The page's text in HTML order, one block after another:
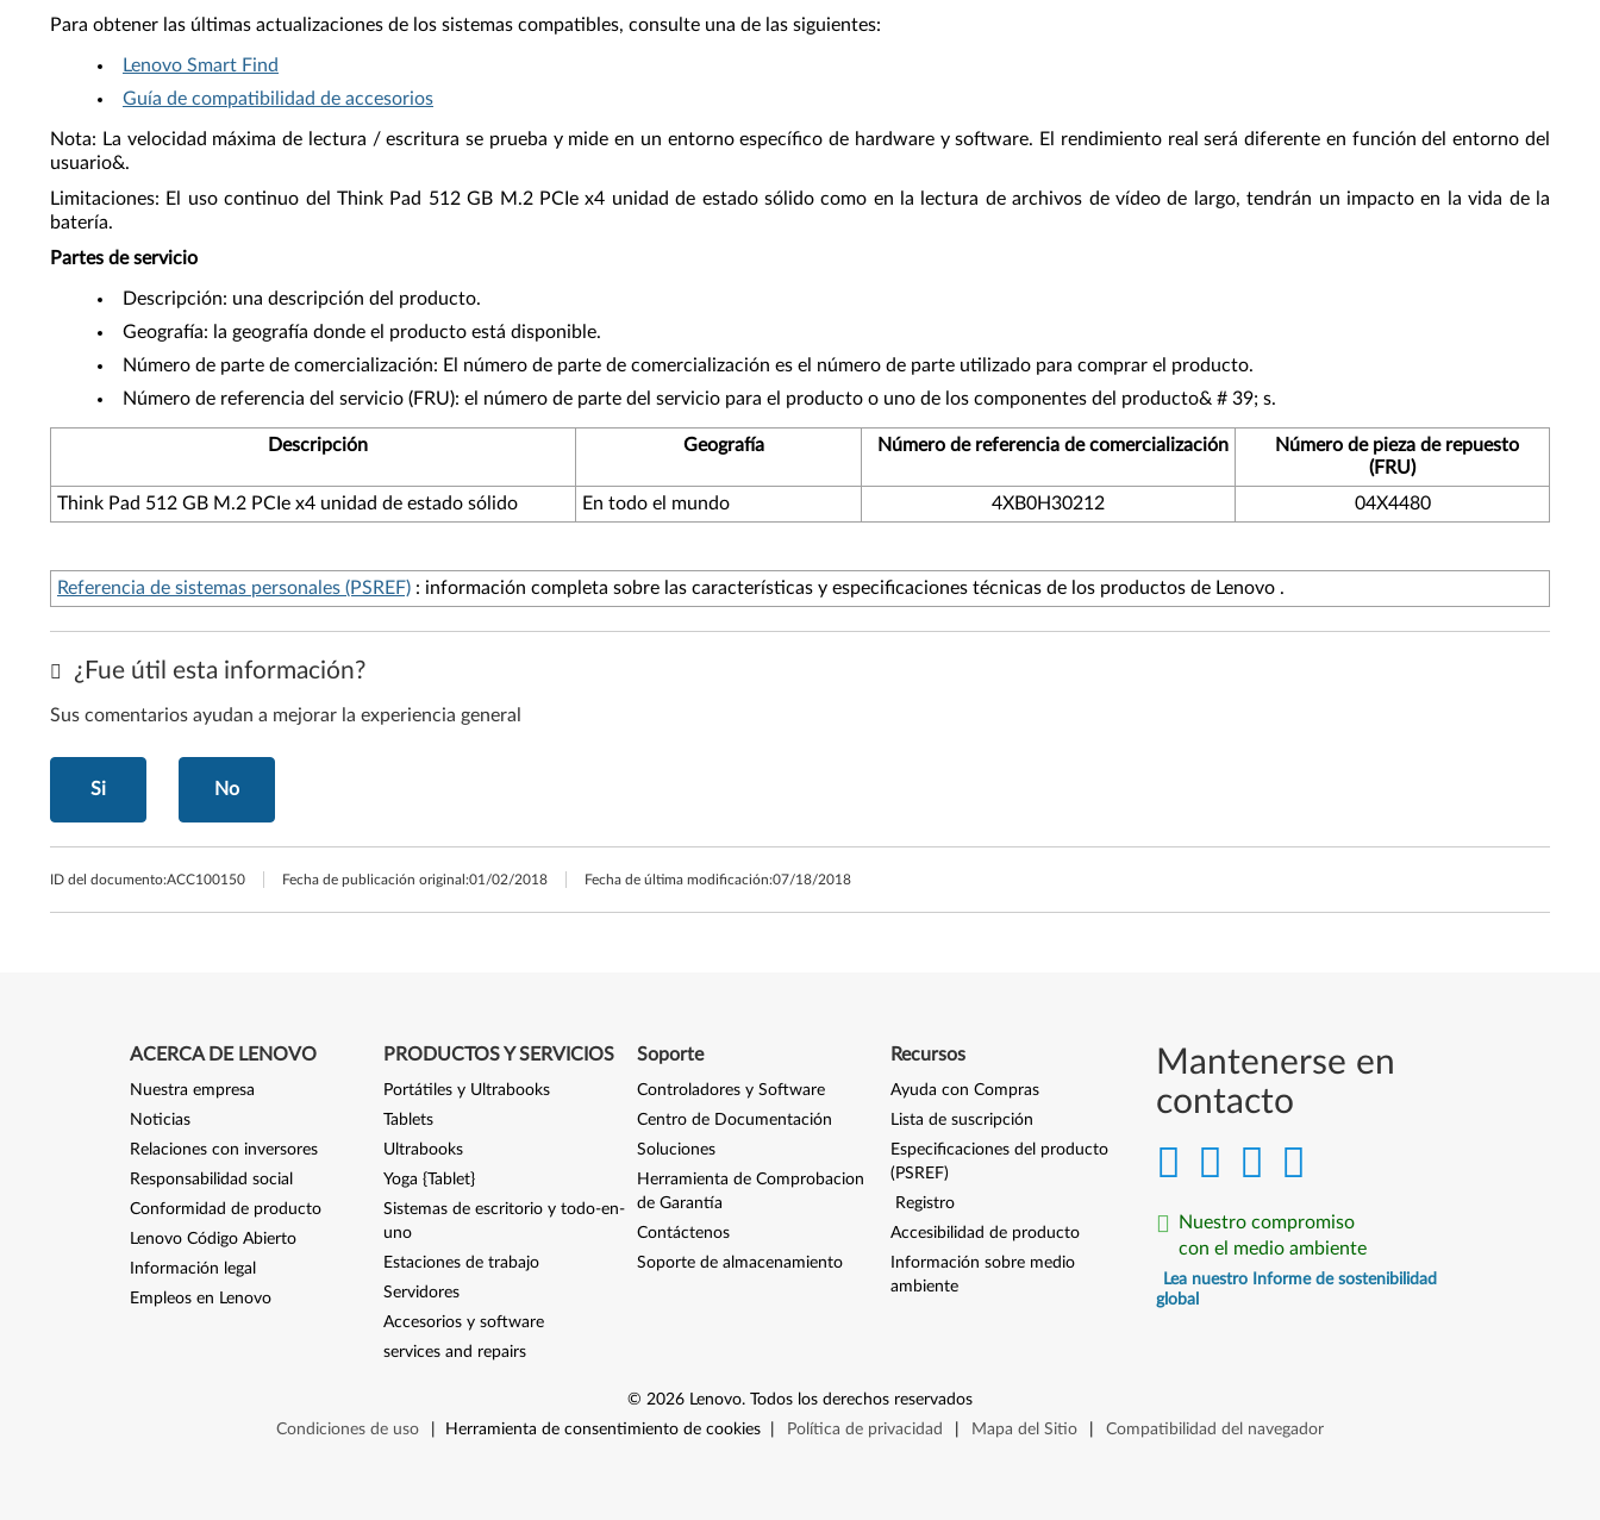
Para obtener las últimas actualizaciones de los sistemas compatibles, consulte una de las siguientes:
Lenovo Smart Find
Guía de compatibilidad de accesorios
Nota: La velocidad máxima de lectura / escritura se prueba y mide en un entorno específico de hardware y software. El rendimiento real será diferente en función del entorno del
usuario&.
Limitaciones: El uso continuo del Think Pad 512 GB M.2 PCIe x4 unidad de estado sólido como en la lectura de archivos de vídeo de largo, tendrán un impacto en la vida de la
batería.
Partes de servicio
Descripción: una descripción del producto.
Geografía: la geografía donde el producto está disponible.
Número de parte de comercialización: El número de parte de comercialización es el número de parte utilizado para comprar el producto.
Número de referencia del servicio (FRU): el número de parte del servicio para el producto o uno de los componentes del producto& # 39; s.
Descripción Geografía Número de referencia de comercialización
Número de pieza de repuesto
(FRU)
Think Pad 512 GB M.2 PCIe x4 unidad de estado sólido
En todo el mundo 4XB0H30212 04X4480
Referencia de sistemas personales (PSREF) : información completa sobre las características y especificaciones técnicas de los productos de Lenovo .
¿Fue útil esta información?
Sus comentarios ayudan a mejorar la experiencia general
Si No
ID del documento:ACC100150 Fecha de publicación original:01/02/2018 Fecha de última modificación:07/18/2018
Mantenerse en
contacto
Nuestro compromiso
con el medio ambiente
Lea nuestro Informe de sostenibilidad
global
ACERCA DE LENOVO
Nuestra empresa
Noticias
Relaciones con inversores
Responsabilidad social
Conformidad de producto
Lenovo Código Abierto
Información legal
Empleos en Lenovo
PRODUCTOS Y SERVICIOS
Portátiles y Ultrabooks
Tablets
Ultrabooks
Yoga {Tablet}
Sistemas de escritorio y todo-en-
uno
Estaciones de trabajo
Servidores
Accesorios y software
services and repairs
Soporte
Controladores y Software
Centro de Documentación
Soluciones
Herramienta de Comprobacion
de Garantía
Contáctenos
Soporte de almacenamiento
Recursos
Ayuda con Compras
Lista de suscripción
Especificaciones del producto
(PSREF)
Registro
Accesibilidad de producto
Información sobre medio
ambiente
© 2026 Lenovo. Todos los derechos reservados
Condiciones de uso
Herramienta de consentimiento de cookies Política de privacidad Mapa del Sitio Compatibilidad del navegador